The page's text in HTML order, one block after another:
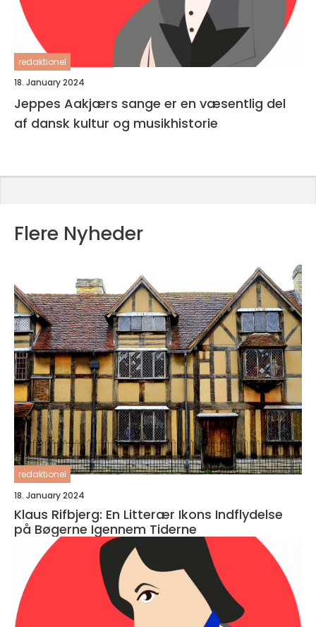
redaktionel
18. January 2024
Jeppes Aakjærs sange er en væsentlig del
af dansk kultur og musikhistorie
Flere Nyheder
redaktionel
18. January 2024
Klaus Rifbjerg: En Litterær Ikons Indflydelse
på Bøgerne Igennem Tiderne